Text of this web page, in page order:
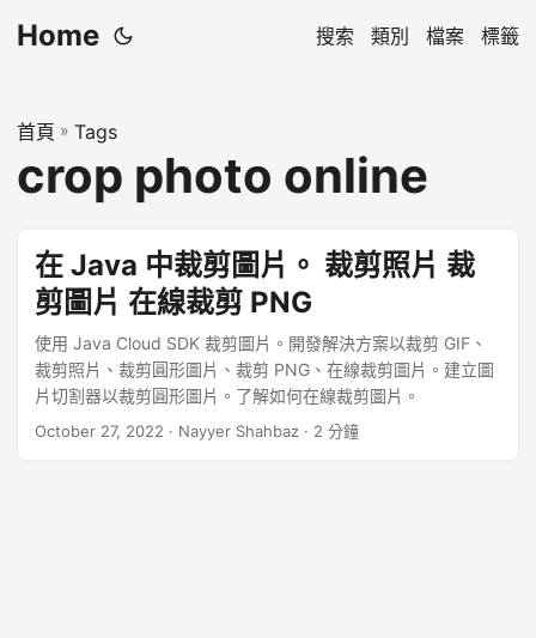
Home 搜索 類別 檔案 標籤
首頁 » Tags
crop photo online
在 Java 中裁剪圖片。 裁剪照片 裁
剪圖片 在線裁剪 PNG
使用 Java Cloud SDK 裁剪圖片。開發解決方案以裁剪 GIF、
裁剪照片、裁剪圓形圖片、裁剪 PNG、在線裁剪圖片。建立圖
片切割器以裁剪圓形圖片。了解如何在線裁剪圖片。
October 27, 2022 · Nayyer Shahbaz · 2 分鐘